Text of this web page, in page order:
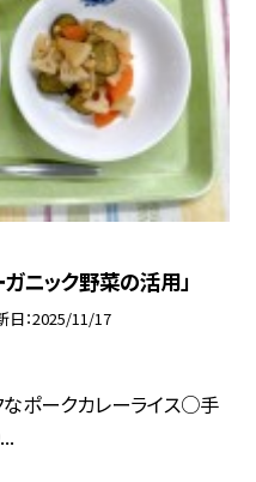
ニック野菜の活用」
日 2025/11/17
ポークカレーライス○手